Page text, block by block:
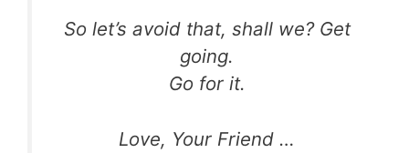
So let’s avoid that, shall we? Get
going.
Go for it.
Love, Your Friend …